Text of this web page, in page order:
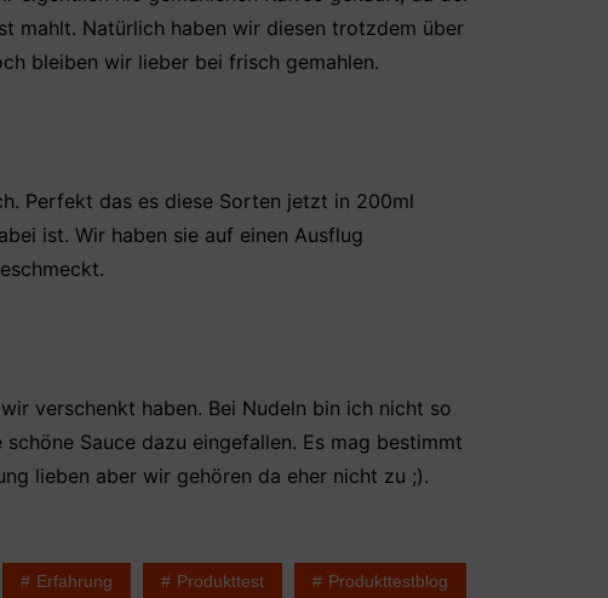
mahlt. Natürlich haben wir diesen trotzdem über
bleiben wir lieber bei frisch gemahlen.
Perfekt das es diese Sorten jetzt in 200ml
ist. Wir haben sie auf einen Ausflug
verschenkt haben. Bei Nudeln bin ich nicht so
Sauce dazu eingefallen. Es mag bestimmt
lieben aber wir gehören da eher nicht zu ;).
Erfahrung Produkttest Produkttestblog